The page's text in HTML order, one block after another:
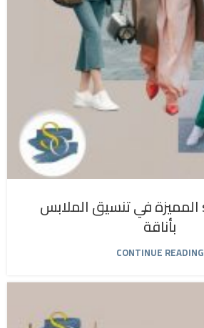
طريقة sevda المميزة في تنسيق الملابس
بأناقة
CONTINUE READING